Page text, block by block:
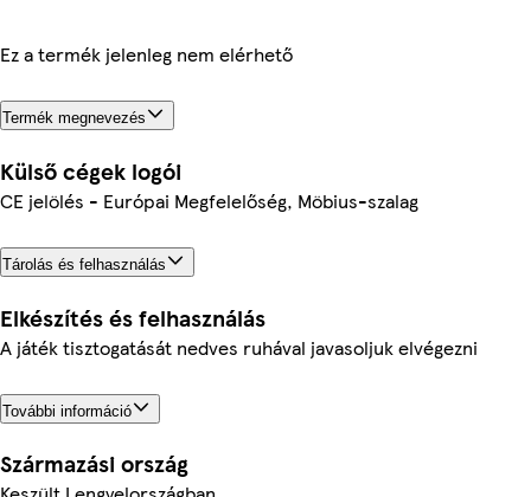
Ez a termék jelenleg nem elérhető
Termék megnevezés
Külső cégek logói
CE jelölés - Európai Megfelelőség, Möbius-szalag
Tárolás és felhasználás
Elkészítés és felhasználás
A játék tisztogatását nedves ruhával javasoljuk elvégezni
További információ
Származási ország